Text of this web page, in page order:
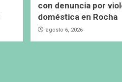
con denuncia por
doméstica en Rocha
agosto 6, 2026